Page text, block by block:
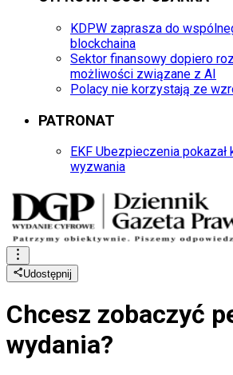
KDPW zaprasza do
blockchaina
Sektor finansowy dopiero
możliwości związane z AI
Polacy nie korzystają ze
PATRONAT
EKF Ubezpieczenia
wyzwania
Udostępnij
Chcesz zobaczyć
wydania?